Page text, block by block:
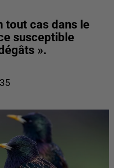
tout cas dans le
susceptible
».